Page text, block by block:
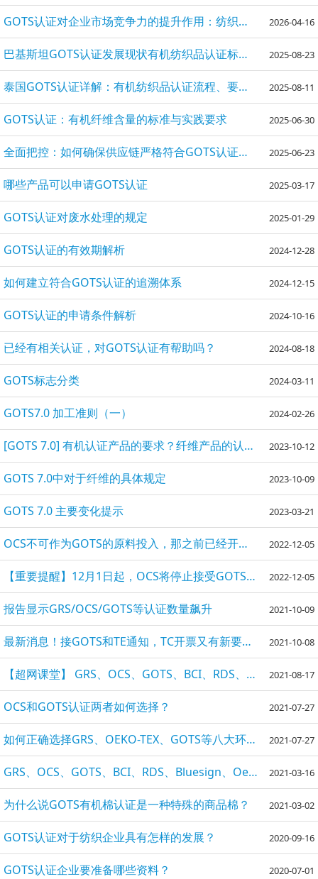
GOTS认证对企业市场竞争力的提升作用：纺织企业合规指南 2026-04-16
巴基斯坦GOTS认证发展现状有机纺织品认证标准与影响解析 2025-08-23
泰国GOTS认证详解：有机纺织品认证流程、要求与市场价值 2025-08-11
​GOTS认证：有机纤维含量的标准与实践要求 2025-06-30
全面把控：如何确保供应链严格符合GOTS认证标准 2025-06-23
哪些产品可以申请GOTS认证 2025-03-17
GOTS认证对废水处理的规定 2025-01-29
GOTS认证的有效期解析 2024-12-28
如何建立符合GOTS认证的追溯体系 2024-12-15
GOTS认证的申请条件解析 2024-10-16
已经有相关认证，对GOTS认证有帮助吗？ 2024-08-18
GOTS标志分类 2024-03-11
GOTS7.0 加工准则（一） 2024-02-26
[GOTS 7.0] 有机认证产品的要求？纤维产品的认证注意事项？ 2023-10-12
GOTS 7.0中对于纤维的具体规定 2023-10-09
GOTS 7.0 主要变化提示 2023-03-21
OCS不可作为GOTS的原料投入，那之前已经开出的GOTS TC 怎么办？ 2022-12-05
【重要提醒】12月1日起，OCS将停止接受GOTS的原料投入，除非... 2022-12-05
报告显示GRS/OCS/GOTS等认证数量飙升 2021-10-09
最新消息！接GOTS和TE通知，TC开票又有新要求！ 2021-10-08
【超网课堂】 GRS、OCS、GOTS、BCI、RDS、Bluesign、Oeko...盘点各种纺织认证 2021-08-17
OCS和GOTS认证两者如何选择？ 2021-07-27
如何正确选择GRS、OEKO-TEX、GOTS等八大环保认证 2021-07-27
GRS、OCS、GOTS、BCI、RDS、Bluesign、Oeko…盘点各类纺织认证 2021-03-16
为什么说GOTS有机棉认证是一种特殊的商品棉？ 2021-03-02
GOTS认证对于纺织企业具有怎样的发展？ 2020-09-16
GOTS认证企业要准备哪些资料？ 2020-07-01